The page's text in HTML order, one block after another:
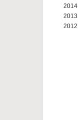
2014
2013
2012